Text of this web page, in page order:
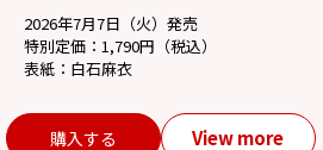
2026年7月7日（火）発売
特別定価：1,790円（税込）
表紙：白石麻衣
購入する View more